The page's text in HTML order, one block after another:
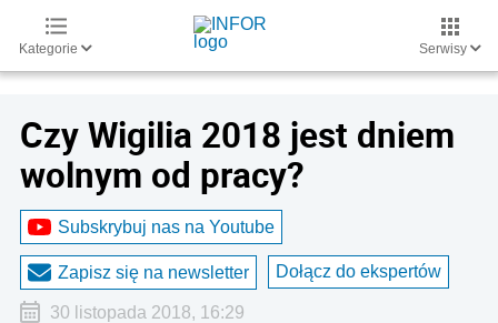
Kategorie Serwisy
Czy Wigilia 2018 jest dniem
wolnym od pracy?
Subskrybuj nas na Youtube
Zapisz się na newsletter Dołącz do ekspertów
30 listopada 2018, 16:29